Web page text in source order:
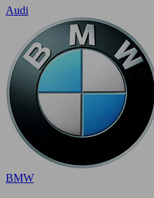
Audi
BMW